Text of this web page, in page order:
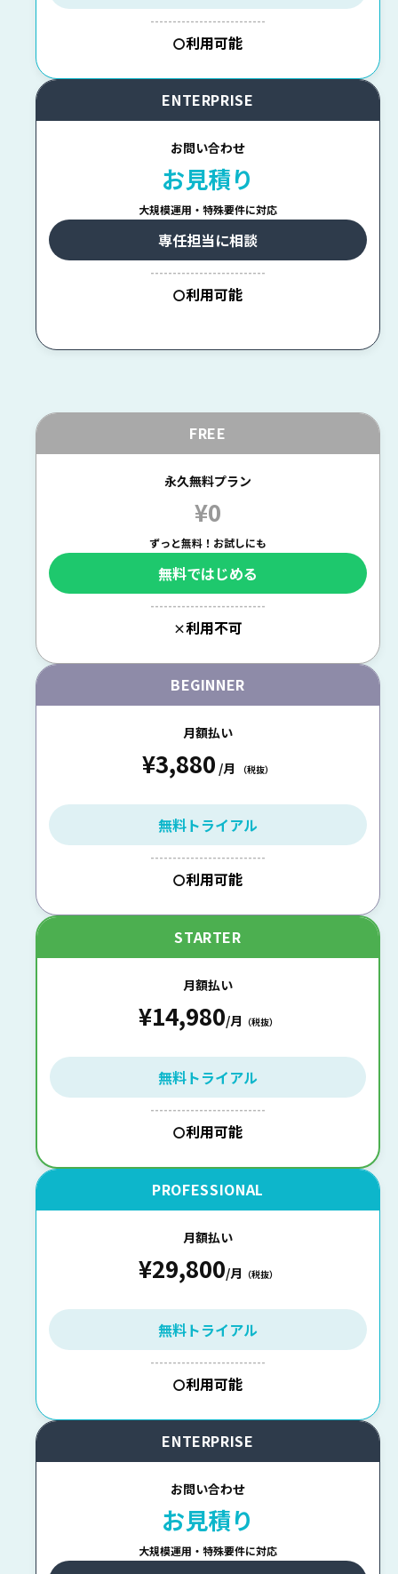
--------------------------
〇利用可能
ENTERPRISE
お問い合わせ
お見積り
大規模運用・特殊要件に対応
専任担当に相談
--------------------------
〇利用可能
FREE
永久無料プラン
¥0
ずっと無料！お試しにも
無料ではじめる
--------------------------
×利用不可
BEGINNER
月額払い
¥3,880 /月 （税抜）
無料トライアル
--------------------------
〇利用可能
STARTER
月額払い
¥14,980/月 （税抜）
無料トライアル
--------------------------
〇利用可能
PROFESSIONAL
月額払い
¥29,800/月 （税抜）
無料トライアル
--------------------------
〇利用可能
ENTERPRISE
お問い合わせ
お見積り
大規模運用・特殊要件に対応